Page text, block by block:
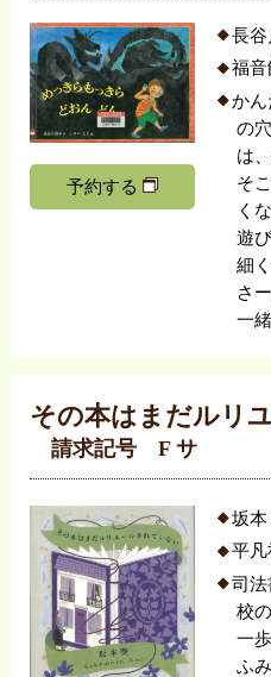
予約する
長谷
福音
かん
の
は
そ
く
遊
細
さ
一
その本はまだルリ
請求記号 F サ
坂本
平凡
司法
校
一
ふ